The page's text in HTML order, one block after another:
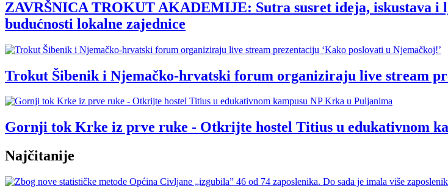
ZAVRŠNICA TROKUT AKADEMIJE: Sutra susret ideja, iskustava
budućnosti lokalne zajednice
Trokut Šibenik i Njemačko-hrvatski forum organiziraju live stream
Gornji tok Krke iz prve ruke - Otkrijte hostel Titius u edukativnom
Najčitanije